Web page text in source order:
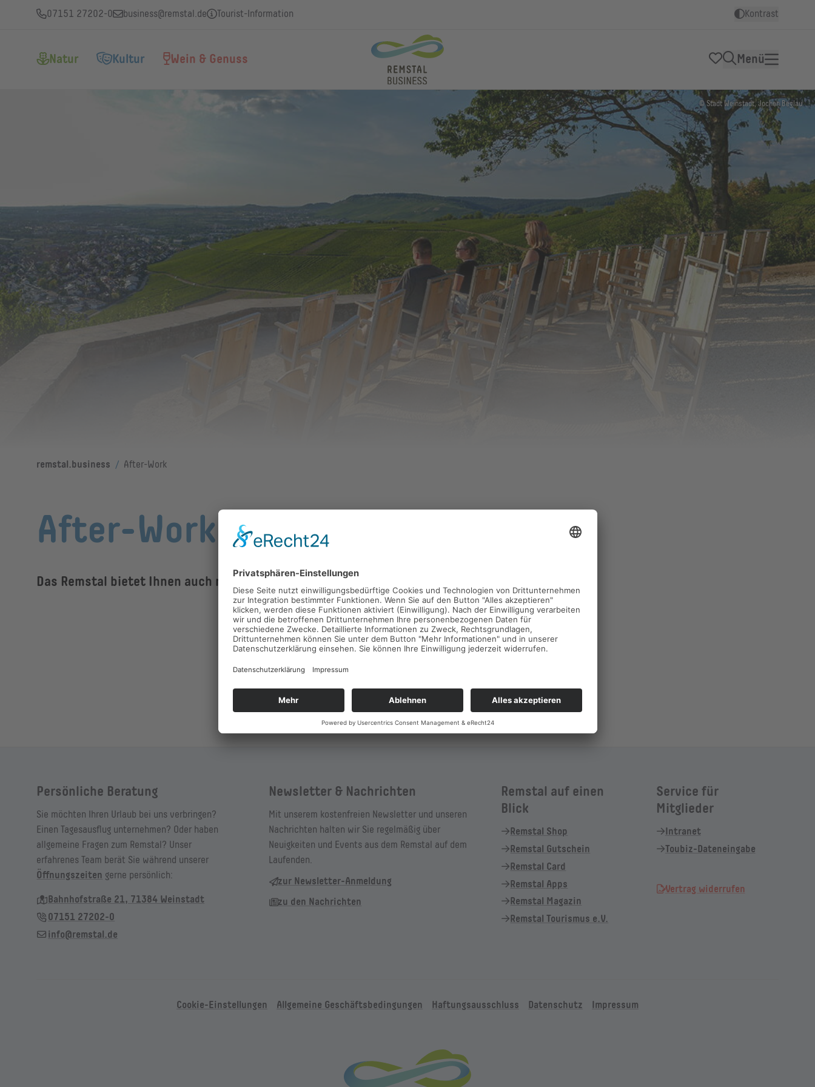
07151 27202-0 business@remstal.de Tourist-Information Kontrast
Natur Kultur Wein & Genuss Menü
© Stadt Weinstadt, Jochen Beglau
remstal.business / After-Work
After-Work
Das Remstal bietet Ihnen auch nach "Feierabend" vielfältige Möglichkeiten:
Genießerhimmel Remstal
Wein-After-Work-Abende
Natur trifft Baukunst © Martin Frischauf I Unendlich erleben
Städte & Gemeinden im Remstal
Das Remstal aktiv erleben
© Remstal Tourismus e.V., Bebop Media
Persönliche Beratung
Sie möchten Ihren Urlaub bei uns verbringen?
Einen Tagesausflug unternehmen? Oder haben
allgemeine Fragen zum Remstal? Unser
erfahrenes Team berät Sie während unserer
Öffnungszeiten gerne persönlich:
Bahnhofstraße 21, 71384 Weinstadt
07151 27202-0
info@remstal.de
Newsletter & Nachrichten
Mit unserem kostenfreien Newsletter und unseren
Nachrichten halten wir Sie regelmäßig über
Neuigkeiten und Events aus dem Remstal auf dem
Laufenden.
zur Newsletter-Anmeldung
zu den Nachrichten
Remstal auf einen
Blick
Remstal Shop
Remstal Gutschein
Remstal Card
Remstal Apps
Remstal Magazin
Remstal Tourismus e.V.
Service für
Mitglieder
Intranet
Toubiz-Dateneingabe
Vertrag widerrufen
Cookie-Einstellungen Allgemeine Geschäftsbedingungen Haftungsausschluss Datenschutz Impressum